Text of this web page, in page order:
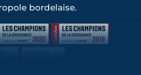
bordelaise.